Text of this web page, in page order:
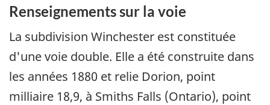
Renseignements sur la voie
La subdivision Winchester est constituée
d'une voie double. Elle a été construite dans
les années 1880 et relie Dorion, point
milliaire 18,9, à Smiths Falls (Ontario), point